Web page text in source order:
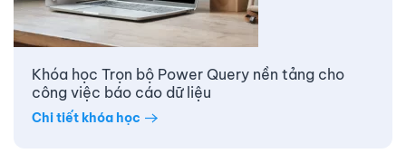
Khóa học Trọn bộ Power Query nền tảng cho
công việc báo cáo dữ liệu
Chi tiết khóa học